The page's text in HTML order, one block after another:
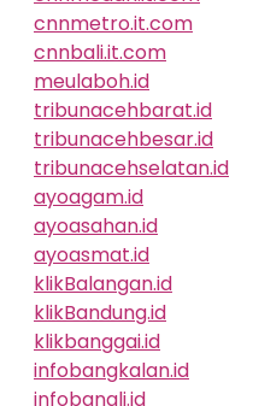
cnnmetro.it.com
cnnbali.it.com
meulaboh.id
tribunacehbarat.id
tribunacehbesar.id
tribunacehselatan.id
ayoagam.id
ayoasahan.id
ayoasmat.id
klikBalangan.id
klikBandung.id
klikbanggai.id
infobangkalan.id
infobangli.id